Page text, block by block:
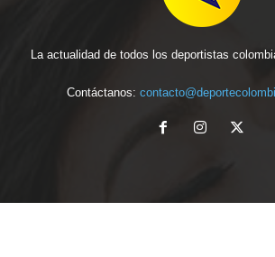
La actualidad de todos los deportistas
Contáctanos: